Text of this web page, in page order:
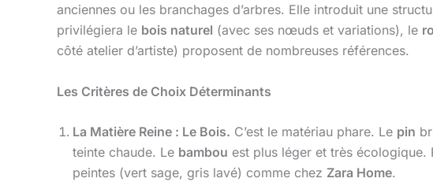
anciennes ou les branchages d’arbres. Elle introduit une
privilégiera le bois naturel (avec ses nœuds et variations), le
côté atelier d’artiste) proposent de nombreuses références.
Les Critères de Choix Déterminants
La Matière Reine : Le Bois. C’est le matériau phare. Le pin
teinte chaude. Le bambou est plus léger et très
peintes (vert sage, gris lavé) comme chez Zara Home.